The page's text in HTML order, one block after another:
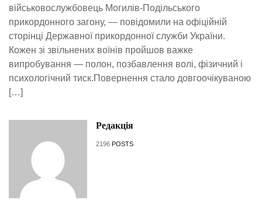
військовослужбовець Могилів-Подільського
прикордонного загону, — повідомили на офіційній
сторінці Державної прикордонної служби України.
Кожен зі звільнених воїнів пройшов важке
випробування — полон, позбавлення волі, фізичний і
психологічний тиск.Повернення стало довгоочікуваною
[…]
Редакція
2196 POSTS